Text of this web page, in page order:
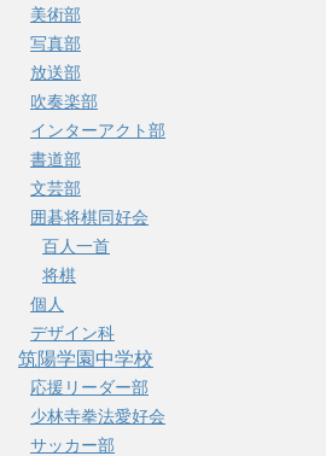
美術部
写真部
放送部
吹奏楽部
インターアクト部
書道部
文芸部
囲碁将棋同好会
百人一首
将棋
個人
デザイン科
筑陽学園中学校
応援リーダー部
少林寺拳法愛好会
サッカー部